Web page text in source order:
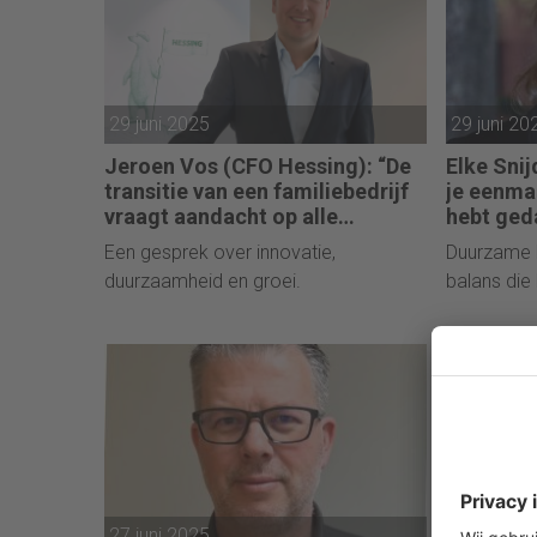
29 juni 2025
Jeroen Vos (CFO Hessing): “De
transitie van een familiebedrijf
vraagt aandacht op alle
fronten.”
Een gesprek over innovatie,
duurzaamheid en groei.
29 juni
Elke
je
hebt
equity,
je deur.”
balans die